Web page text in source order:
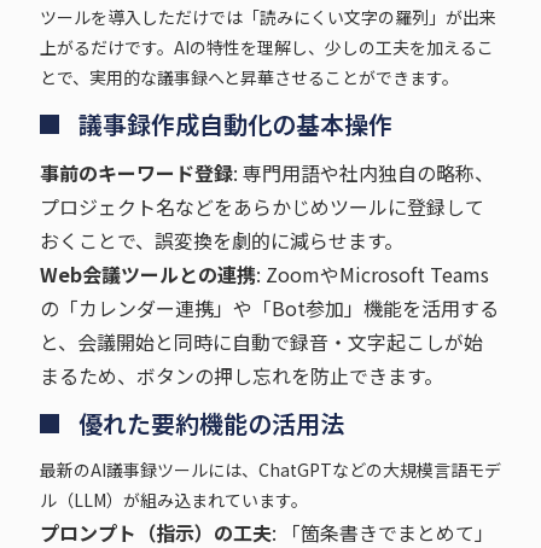
ツールを導入しただけでは「読みにくい文字の羅列」が出来
上がるだけです。AIの特性を理解し、少しの工夫を加えるこ
とで、実用的な議事録へと昇華させることができます。
議事録作成自動化の基本操作
事前のキーワード登録: 専門用語や社内独自の略称、
プロジェクト名などをあらかじめツールに登録して
おくことで、誤変換を劇的に減らせます。
Web会議ツールとの連携: ZoomやMicrosoft Teams
の「カレンダー連携」や「Bot参加」機能を活用する
と、会議開始と同時に自動で録音・文字起こしが始
まるため、ボタンの押し忘れを防止できます。
優れた要約機能の活用法
最新のAI議事録ツールには、ChatGPTなどの大規模言語モデ
ル（LLM）が組み込まれています。
プロンプト（指示）の工夫: 「箇条書きでまとめて」